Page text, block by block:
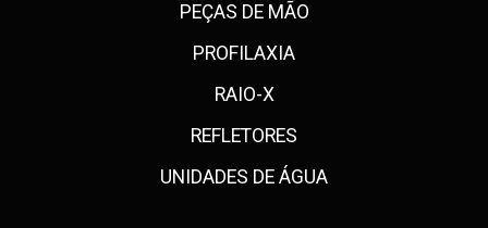
PEÇAS DE MÃO
PROFILAXIA
RAIO-X
REFLETORES
UNIDADES DE ÁGUA